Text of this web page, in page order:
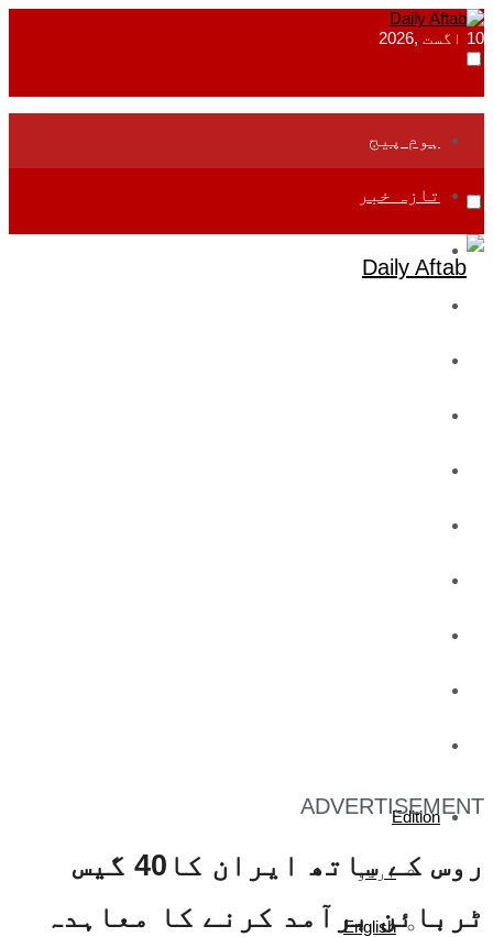
10 اگست ,2026
ہوم پیج
تازہ خبر
Edition
اردو
English
ADVERTISEMENT
روس کے ساتھ ایران کا40 گیس
ٹربائن برآمد کرنے کا معاہدہ